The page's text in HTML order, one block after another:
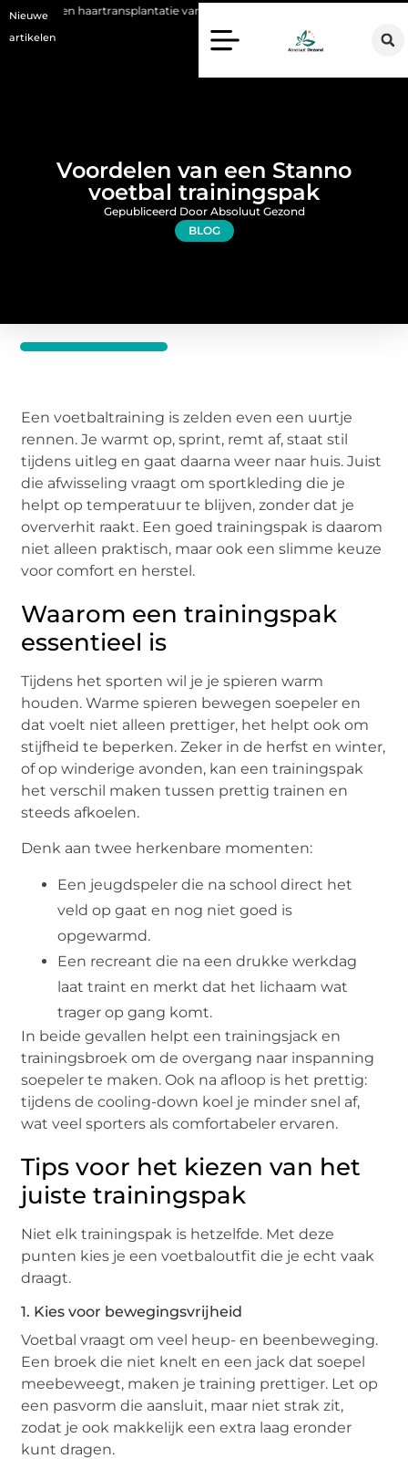
Nieuwe
artikelen
vandaag de dag kan betekenen
Voordelen van een Stanno
voetbal trainingspak
BLOG
Gepubliceerd Door Absoluut Gezond
Een voetbaltraining is zelden even een uurtje
rennen. Je warmt op, sprint, remt af, staat stil
tijdens uitleg en gaat daarna weer naar huis. Juist
die afwisseling vraagt om sportkleding die je
helpt op temperatuur te blijven, zonder dat je
oververhit raakt. Een goed trainingspak is daarom
niet alleen praktisch, maar ook een slimme keuze
voor comfort en herstel.
Waarom een trainingspak
essentieel is
Tijdens het sporten wil je je spieren warm
houden. Warme spieren bewegen soepeler en
dat voelt niet alleen prettiger, het helpt ook om
stijfheid te beperken. Zeker in de herfst en winter,
of op winderige avonden, kan een trainingspak
het verschil maken tussen prettig trainen en
steeds afkoelen.
Denk aan twee herkenbare momenten:
Een jeugdspeler die na school direct het
veld op gaat en nog niet goed is
opgewarmd.
Een recreant die na een drukke werkdag
laat traint en merkt dat het lichaam wat
trager op gang komt.
In beide gevallen helpt een trainingsjack en
trainingsbroek om de overgang naar inspanning
soepeler te maken. Ook na afloop is het prettig:
tijdens de cooling-down koel je minder snel af,
wat veel sporters als comfortabeler ervaren.
Tips voor het kiezen van het
juiste trainingspak
Niet elk trainingspak is hetzelfde. Met deze
punten kies je een voetbaloutfit die je echt vaak
draagt.
1. Kies voor bewegingsvrijheid
Voetbal vraagt om veel heup- en beenbeweging.
Een broek die niet knelt en een jack dat soepel
meebeweegt, maken je training prettiger. Let op
een pasvorm die aansluit, maar niet strak zit,
zodat je ook makkelijk een extra laag eronder
kunt dragen.